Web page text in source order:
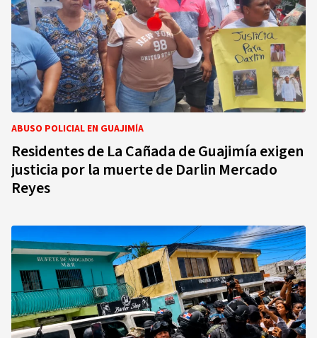
ABUSO POLICIAL EN GUAJIMÍA
Residentes de La Cañada de Guajimía exigen
justicia por la muerte de Darlin Mercado
Reyes